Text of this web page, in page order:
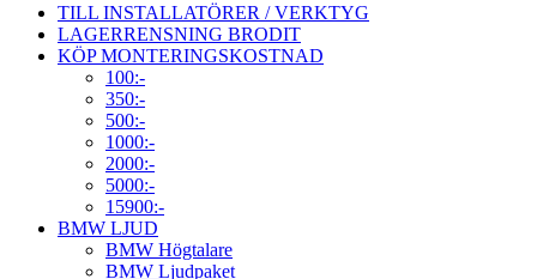
TILL INSTALLATÖRER / VERKTYG
LAGERRENSNING BRODIT
KÖP MONTERINGSKOSTNAD
100:-
350:-
500:-
1000:-
2000:-
5000:-
15900:-
BMW LJUD
BMW Högtalare
BMW Ljudpaket